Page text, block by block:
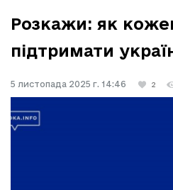
Розкажи: як
підтримати
5 листопада 2025 г. 14:46 2